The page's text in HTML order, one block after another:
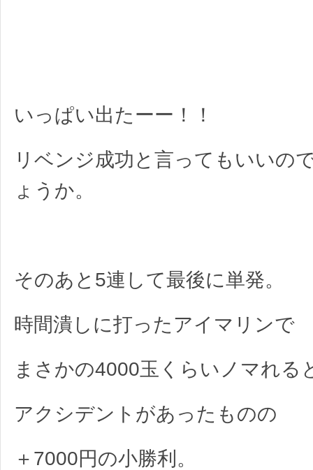
いっぱい出たーー！！
リベンジ成功と言ってもいいの
ょうか。
そのあと5連して最後に単発。
時間潰しに打ったアイマリンで
まさかの4000玉くらいノマれる
アクシデントがあったものの
＋7000円の小勝利。